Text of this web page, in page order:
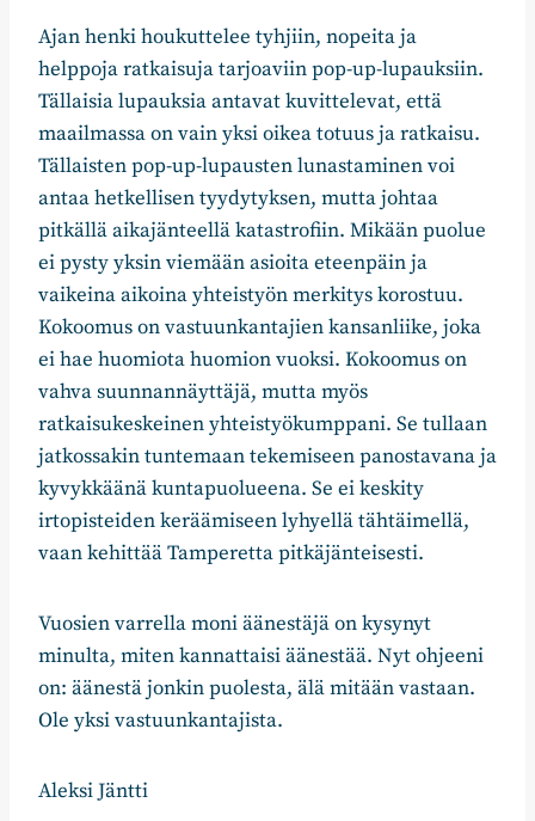
Ajan henki houkuttelee tyhjiin, nopeita ja
helppoja ratkaisuja tarjoaviin pop-up-lupauksiin.
Tällaisia lupauksia antavat kuvittelevat, että
maailmassa on vain yksi oikea totuus ja ratkaisu.
Tällaisten pop-up-lupausten lunastaminen voi
antaa hetkellisen tyydytyksen, mutta johtaa
pitkällä aikajänteellä katastrofiin. Mikään puolue
ei pysty yksin viemään asioita eteenpäin ja
vaikeina aikoina yhteistyön merkitys korostuu.
Kokoomus on vastuunkantajien kansanliike, joka
ei hae huomiota huomion vuoksi. Kokoomus on
vahva suunnannäyttäjä, mutta myös
ratkaisukeskeinen yhteistyökumppani. Se tullaan
jatkossakin tuntemaan tekemiseen panostavana ja
kyvykkäänä kuntapuolueena. Se ei keskity
irtopisteiden keräämiseen lyhyellä tähtäimellä,
vaan kehittää Tamperetta pitkäjänteisesti.
Vuosien varrella moni äänestäjä on kysynyt
minulta, miten kannattaisi äänestää. Nyt ohjeeni
on: äänestä jonkin puolesta, älä mitään vastaan.
Ole yksi vastuunkantajista.
Aleksi Jäntti